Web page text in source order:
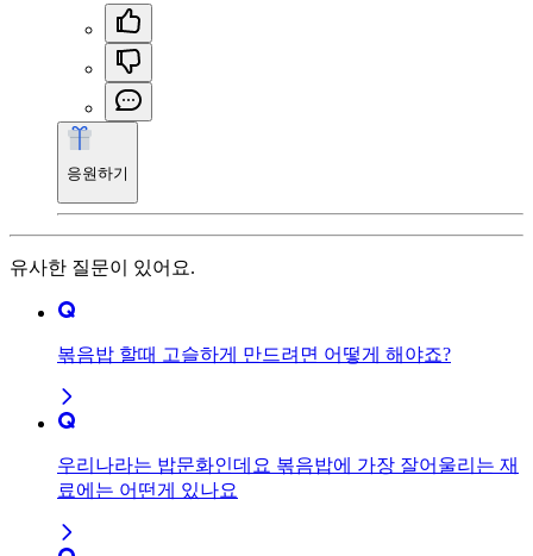
응원하기
유사한 질문이 있어요.
볶음밥 할때 고슬하게 만드려면 어떻게 해야죠?
우리나라는 밥문화인데요 볶음밥에 가장 잘어울리는 재
료에는 어떤게 있나요